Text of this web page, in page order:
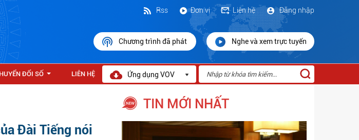
Đăng nhập
Liên hệ
Đơn vị
Rss
Chương trình đã phát Nghe và xem trực tuyến
ĐỔI SỐ LIÊN HỆ Ứng dụng VOV
Đài Tiếng nói
TIN MỚI NHẤT